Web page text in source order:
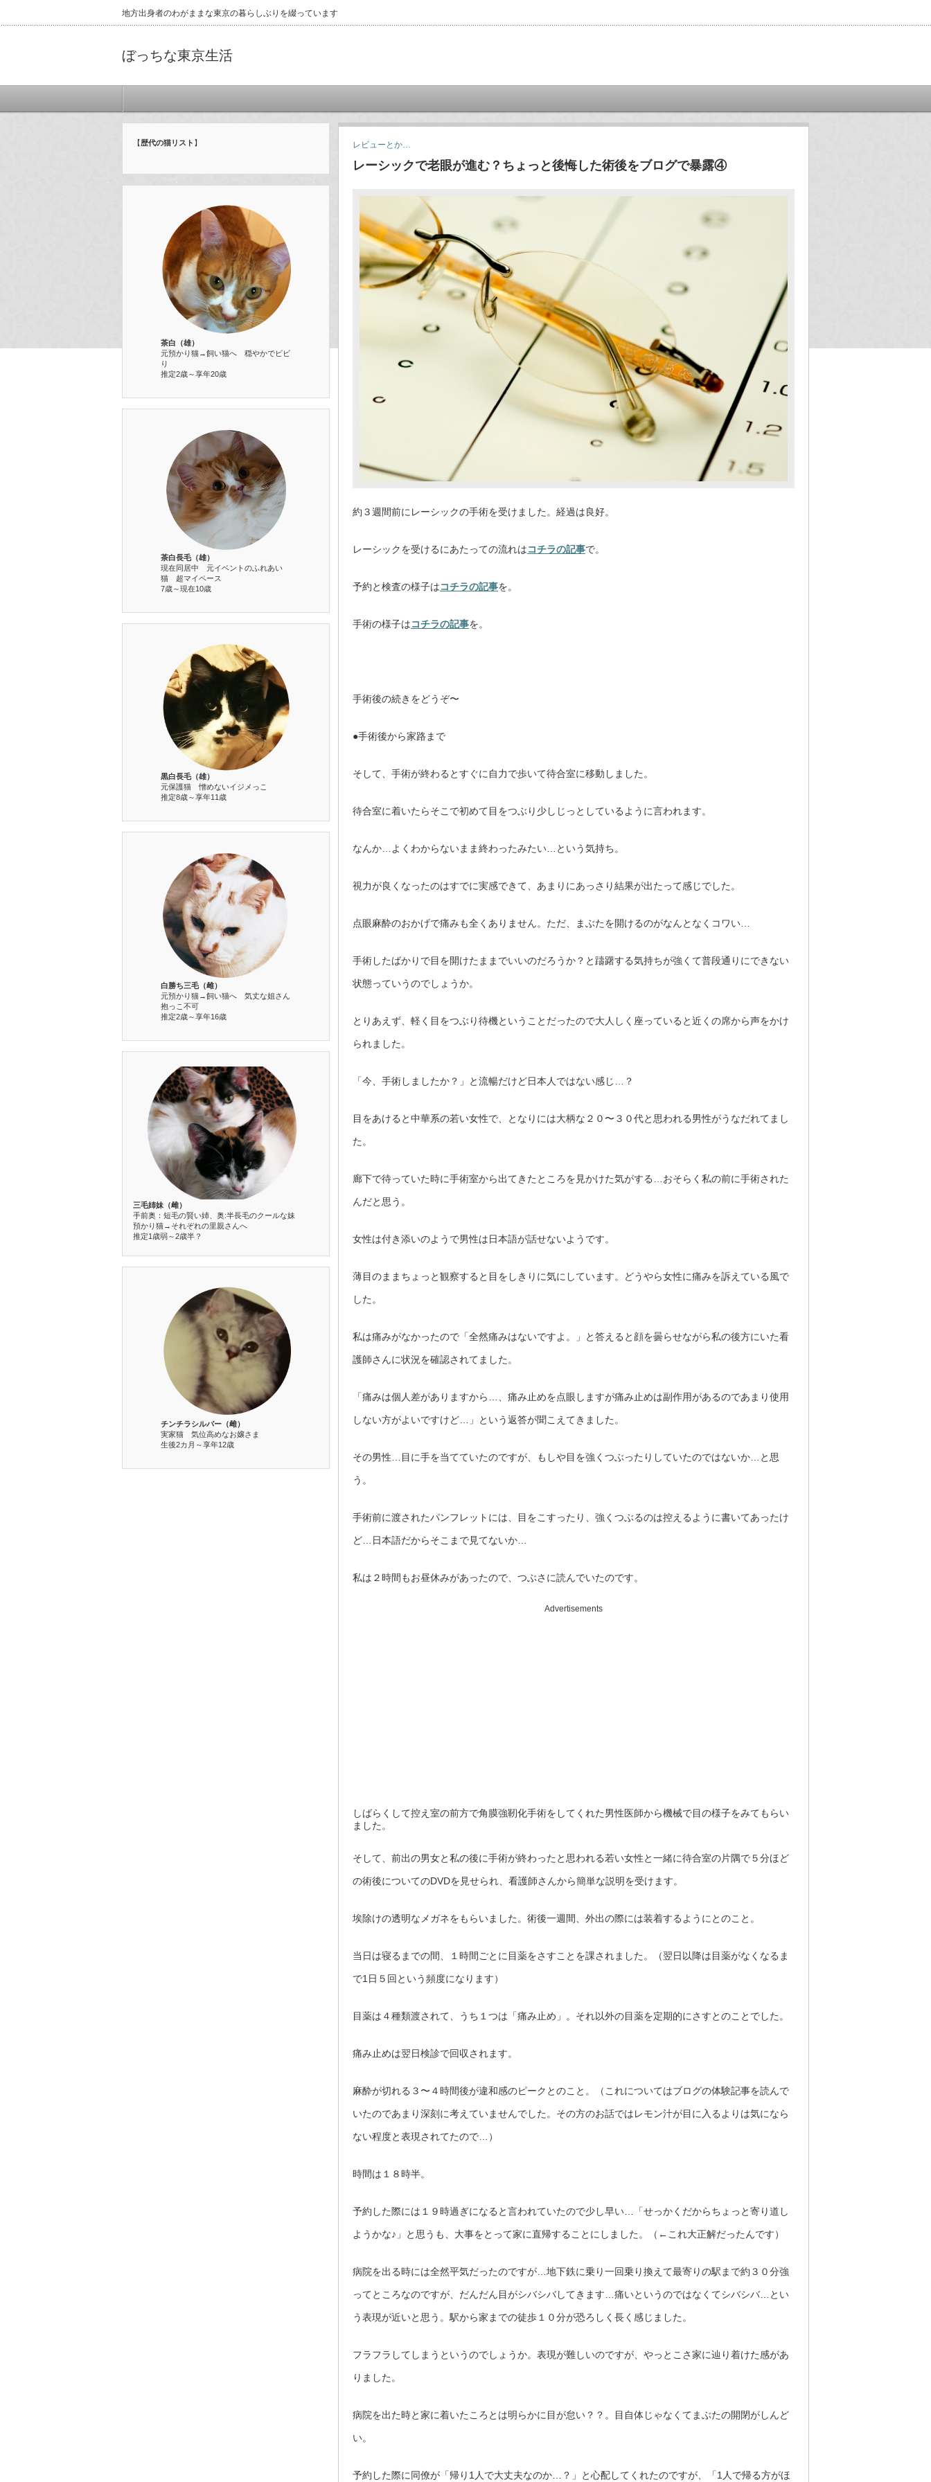
地方出身者のわがままな東京の暮らしぶりを綴っています
ぼっちな東京生活
レビューとか…
レーシックで老眼が進む？ちょっと後悔した術後をブログで暴露④
約３週間前にレーシックの手術を受けました。経過は良好。
レーシックを受けるにあたっての流れはコチラの記事で。
予約と検査の様子はコチラの記事を。
手術の様子はコチラの記事を。
手術後の続きをどうぞ〜
●手術後から家路まで
そして、手術が終わるとすぐに自力で歩いて待合室に移動しました。
待合室に着いたらそこで初めて目をつぶり少しじっとしているように言われます。
なんか…よくわからないまま終わったみたい…という気持ち。
視力が良くなったのはすでに実感できて、あまりにあっさり結果が出たって感じでした。
点眼麻酔のおかげで痛みも全くありません。ただ、まぶたを開けるのがなんとなくコワい…
手術したばかりで目を開けたままでいいのだろうか？と躊躇する気持ちが強くて普段通りにできない
状態っていうのでしょうか。
とりあえず、軽く目をつぶり待機ということだったので大人しく座っていると近くの席から声をかけ
られました。
「今、手術しましたか？」と流暢だけど日本人ではない感じ…？
目をあけると中華系の若い女性で、となりには大柄な２０〜３０代と思われる男性がうなだれてまし
た。
廊下で待っていた時に手術室から出てきたところを見かけた気がする…おそらく私の前に手術された
んだと思う。
女性は付き添いのようで男性は日本語が話せないようです。
薄目のままちょっと観察すると目をしきりに気にしています。どうやら女性に痛みを訴えている風で
した。
私は痛みがなかったので「全然痛みはないですよ。」と答えると顔を曇らせながら私の後方にいた看
護師さんに状況を確認されてました。
「痛みは個人差がありますから…、痛み止めを点眼しますが痛み止めは副作用があるのであまり使用
しない方がよいですけど…」という返答が聞こえてきました。
その男性…目に手を当てていたのですが、もしや目を強くつぶったりしていたのではないか…と思
う。
手術前に渡されたパンフレットには、目をこすったり、強くつぶるのは控えるように書いてあったけ
ど…日本語だからそこまで見てないか…
私は２時間もお昼休みがあったので、つぶさに読んでいたのです。
Advertisements
しばらくして控え室の前方で角膜強靭化手術をしてくれた男性医師から機械で目の様子をみてもらい
ました。
そして、前出の男女と私の後に手術が終わったと思われる若い女性と一緒に待合室の片隅で５分ほど
の術後についてのDVDを見せられ、看護師さんから簡単な説明を受けます。
埃除けの透明なメガネをもらいました。術後一週間、外出の際には装着するようにとのこと。
当日は寝るまでの間、１時間ごとに目薬をさすことを課されました。（翌日以降は目薬がなくなるま
で1日５回という頻度になります）
目薬は４種類渡されて、うち１つは「痛み止め」。それ以外の目薬を定期的にさすとのことでした。
痛み止めは翌日検診で回収されます。
麻酔が切れる３〜４時間後が違和感のピークとのこと。（これについてはブログの体験記事を読んで
いたのであまり深刻に考えていませんでした。その方のお話ではレモン汁が目に入るよりは気になら
ない程度と表現されてたので…）
時間は１８時半。
予約した際には１９時過ぎになると言われていたので少し早い…「せっかくだからちょっと寄り道し
ようかな♪」と思うも、大事をとって家に直帰することにしました。（←これ大正解だったんです）
病院を出る時には全然平気だったのですが…地下鉄に乗り一回乗り換えて最寄りの駅まで約３０分強
ってところなのですが、だんだん目がシバシバしてきます…痛いというのではなくてシバシバ…とい
う表現が近いと思う。駅から家までの徒歩１０分が恐ろしく長く感じました。
フラフラしてしまうというのでしょうか。表現が難しいのですが、やっとこさ家に辿り着けた感があ
りました。
病院を出た時と家に着いたころとは明らかに目が怠い？？。目自体じゃなくてまぶたの開閉がしんど
い。
予約した際に同僚が「帰り1人で大丈夫なのか…？」と心配してくれたのですが、「1人で帰る方がほ
【歴代の猫リスト 】
茶白（雄）
元預かり猫→飼い猫へ 穏やかでビビ
り
推定2歳～享年20歳
茶白長毛（雄）
現在同居中 元イベントのふれあい
猫 超マイペース
7歳～現在10歳
黒白長毛（雄）
元保護猫 憎めないイジメっこ
推定8歳～享年11歳
白勝ち三毛（雌）
元預かり猫→飼い猫へ 気丈な姐さん
抱っこ不可
推定2歳～享年16歳
三毛姉妹（雌）
手前奥：短毛の賢い姉、奥:半長毛のクールな妹
預かり猫→それぞれの里親さんへ
推定1歳弱～2歳半？
チンチラシルバー（雌）
実家猫 気位高めなお嬢さま
生後2カ月～享年12歳